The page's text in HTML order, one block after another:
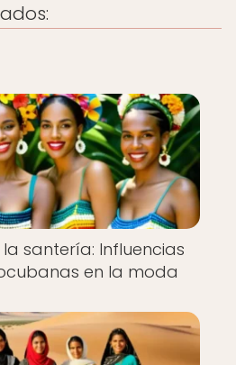
santería: Influencias
en la moda